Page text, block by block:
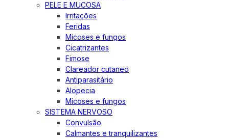
PELE E MUCOSA
Irritações
Feridas
Micoses e fungos
Cicatrizantes
Fimose
Clareador cutaneo
Antiparasitário
Alopecia
Micoses e fungos
SISTEMA NERVOSO
Convulsão
Calmantes e tranquilizantes